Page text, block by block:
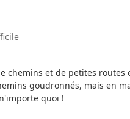
chemins et de petites
goudronnés, mais en
quoi !